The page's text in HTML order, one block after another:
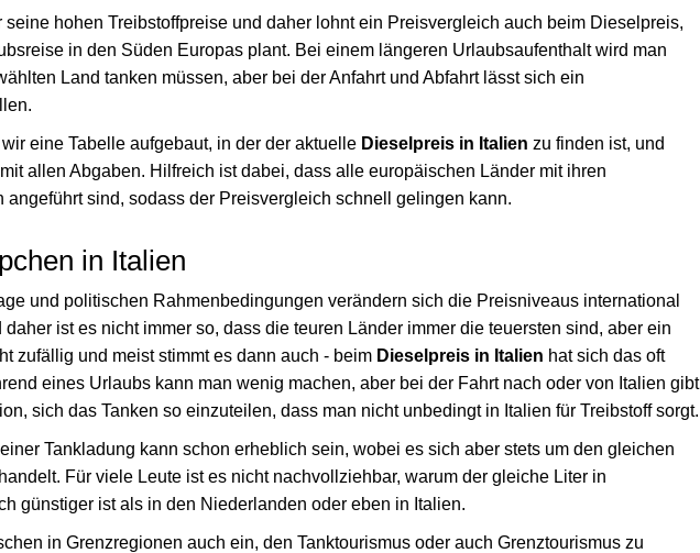
seine hohen Treibstoffpreise und daher lohnt ein Preisvergleich auch beim Dieselpreis,
in den Süden Europas plant. Bei einem längeren Urlaubsaufenthalt wird man
Land tanken müssen, aber bei der Anfahrt und Abfahrt lässt sich ein
eine Tabelle aufgebaut, in der der aktuelle Dieselpreis in Italien zu finden ist, und
allen Abgaben. Hilfreich ist dabei, dass alle europäischen Länder mit ihren
angeführt sind, sodass der Preisvergleich schnell gelingen kann.
in Italien
und politischen Rahmenbedingungen verändern sich die Preisniveaus international
ist es nicht immer so, dass die teuren Länder immer die teuersten sind, aber ein
zufällig und meist stimmt es dann auch - beim Dieselpreis in Italien hat sich das oft
eines Urlaubs kann man wenig machen, aber bei der Fahrt nach oder von Italien gibt
sich das Tanken so einzuteilen, dass man nicht unbedingt in Italien für Treibstoff sorgt.
Tankladung kann schon erheblich sein, wobei es sich aber stets um den gleichen
Für viele Leute ist es nicht nachvollziehbar, warum der gleiche Liter in
günstiger ist als in den Niederlanden oder eben in Italien.
in Grenzregionen auch ein, den Tanktourismus oder auch Grenztourismus zu